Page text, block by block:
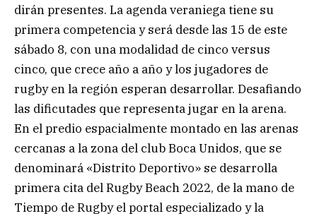
dirán presentes. La agenda veraniega tiene su
primera competencia y será desde las 15 de este
sábado 8, con una modalidad de cinco versus
cinco, que crece año a año y los jugadores de
rugby en la región esperan desarrollar. Desafiando
las dificutades que representa jugar en la arena.
En el predio espacialmente montado en las arenas
cercanas a la zona del club Boca Unidos, que se
denominará «Distrito Deportivo» se desarrolla
primera cita del Rugby Beach 2022, de la mano de
Tiempo de Rugby el portal especializado y la